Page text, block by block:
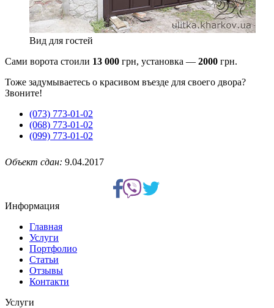
Вид для гостей
Сами ворота стоили 13 000 грн, установка — 2000 грн.
Тоже задумываетесь о красивом въезде для своего двора?
Звоните!
(073) 773-01-02
(068) 773-01-02
(099) 773-01-02
Объект сдан: 9.04.2017
Информация
Главная
Услуги
Портфолио
Статьи
Отзывы
Контакти
Услуги